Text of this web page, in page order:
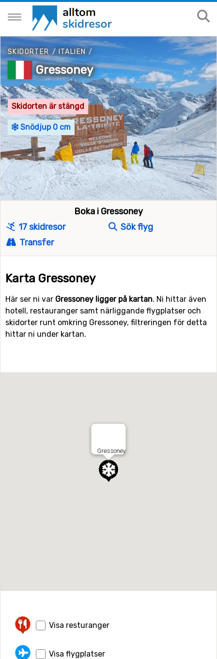
SKIDORTER / ITALIEN/
Gressoney
Skidorten är stängd
Snödjup 0 cm
Boka i Gressoney
17 skidresor
Sök flyg
Transfer
Karta Gressoney
Här ser ni var Gressoney ligger på kartan. Ni hittar även
hotell, restauranger samt närliggande flygplatser och
skidorter runt omkring Gressoney, filtreringen för detta
hittar ni under kartan.
Gressoney
Visa resturanger
Visa flygplatser